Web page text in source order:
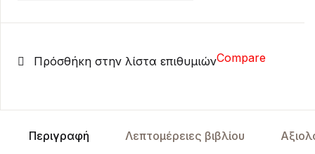
Πρόσθήκη στην λίστα επιθυμιώνCompare
Περιγραφή Λεπτομέρειες βιβλίου